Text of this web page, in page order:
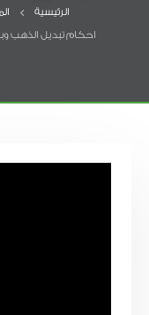
الرئيسية
احكام تبديل الذهب